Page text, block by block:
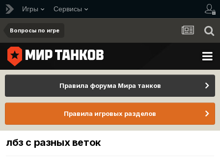
Игры Сервисы
Вопросы по игре
Правила форума Мира танков
Правила игровых разделов
лбз с разных веток